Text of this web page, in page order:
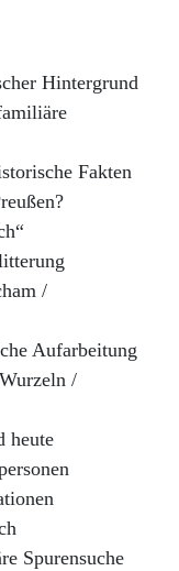
Hintergrund
Fakten
/
Aufarbeitung
/
heute
Spurensuche